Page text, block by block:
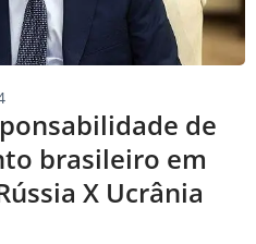
de
brasileiro em
X Ucrânia